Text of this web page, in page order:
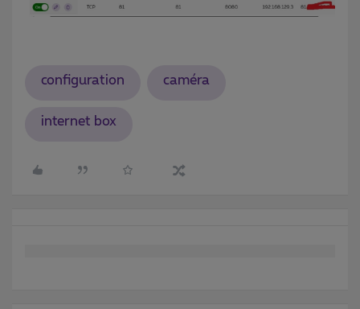
configuration caméra
internet box